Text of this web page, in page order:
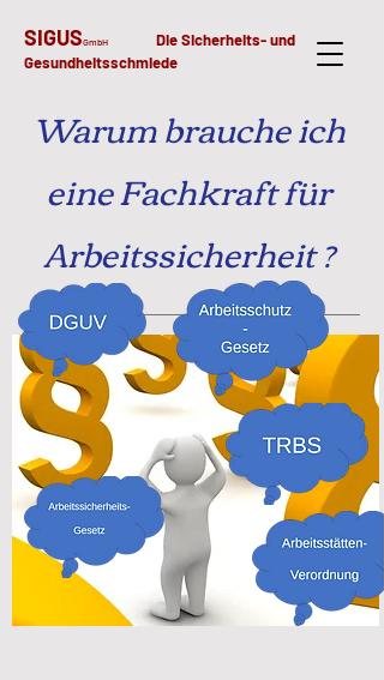
SIGUSGmbH
Die Sicherheits- und
Gesundheitsschmiede
Warum brauche ich
eine Fachkraft für
Arbeitssicherheit ?